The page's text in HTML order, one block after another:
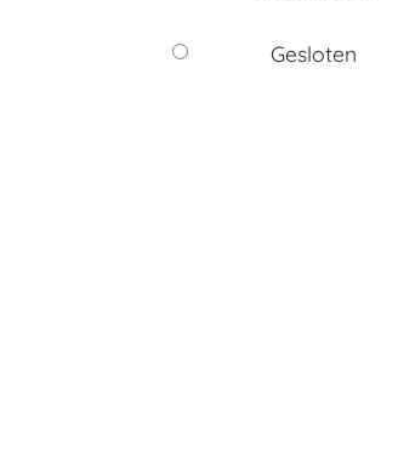
Gesloten